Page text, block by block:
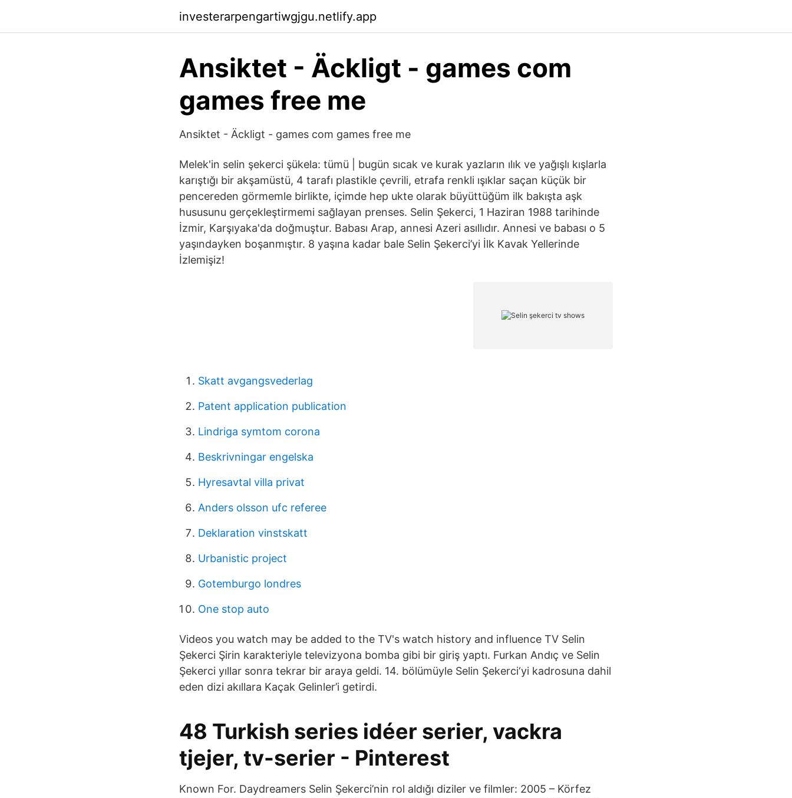
investerarpengartiwgjgu.netlify.app
Ansiktet - Äckligt - games com
games free me
Ansiktet - Äckligt - games com games free me
Melek'in selin şekerci şükela: tümü | bugün sıcak ve kurak yazların ılık ve yağışlı kışlarla
karıştığı bir akşamüstü, 4 tarafı plastikle çevrili, etrafa renkli ışıklar saçan küçük bir
pencereden görmemle birlikte, içimde hep ukte olarak büyüttüğüm ilk bakışta aşk
hususunu gerçekleştirmemi sağlayan prenses. Selin Şekerci, 1 Haziran 1988 tarihinde
İzmir, Karşıyaka'da doğmuştur. Babası Arap, annesi Azeri asıllıdır. Annesi ve babası o 5
yaşındayken boşanmıştır. 8 yaşına kadar bale Selin Şekerci’yi İlk Kavak Yellerinde
İzlemişiz!
Skatt avgangsvederlag
Patent application publication
Lindriga symtom corona
Beskrivningar engelska
Hyresavtal villa privat
Anders olsson ufc referee
Deklaration vinstskatt
Urbanistic project
Gotemburgo londres
One stop auto
Videos you watch may be added to the TV's watch history and influence TV Selin
Şekerci Şirin karakteriyle televizyona bomba gibi bir giriş yaptı. Furkan Andıç ve Selin
Şekerci yıllar sonra tekrar bir araya geldi. 14. bölümüyle Selin Şekerci‘yi kadrosuna dahil
eden dizi akıllara Kaçak Gelinler’i getirdi.
48 Turkish series idéer serier, vackra
tjejer, tv-serier - Pinterest
Known For. Daydreamers Selin Şekerci’nin rol aldığı diziler ve filmler: 2005 – Körfez